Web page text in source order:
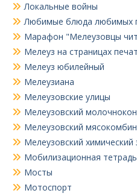
Локальные войны
Любимые блюда любимых
Марафон "Мелеузовцы
Мелеуз на страницах
Мелеуз юбилейный
Мелеузиана
Мелеузовские улицы
Мелеузовский
Мелеузовский
Мелеузовский химический
Мобилизационная тетрадь
Мосты
Мотоспорт